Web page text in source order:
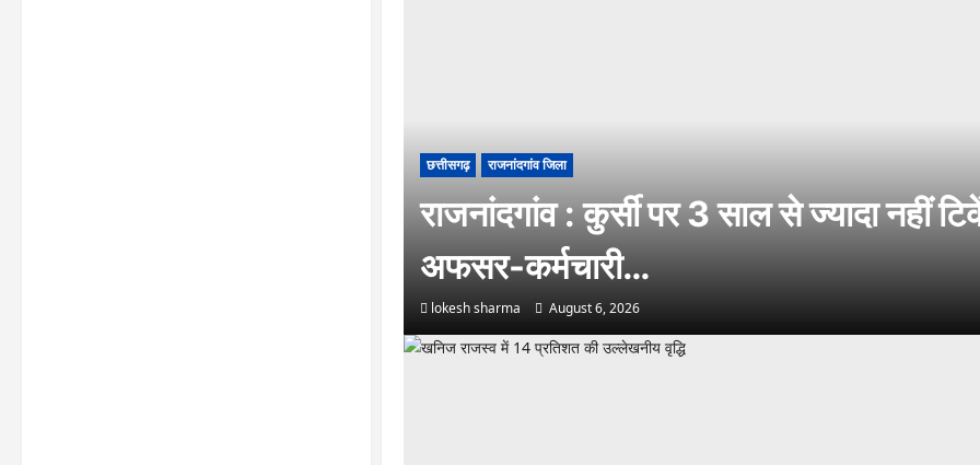
छत्तीसगढ़ राजनांदगांव जिला
राजनांदगांव : कुर्सी पर 3 साल से ज्यादा नहीं
अफसर-कर्मचारी…
lokesh sharma August 6, 2026